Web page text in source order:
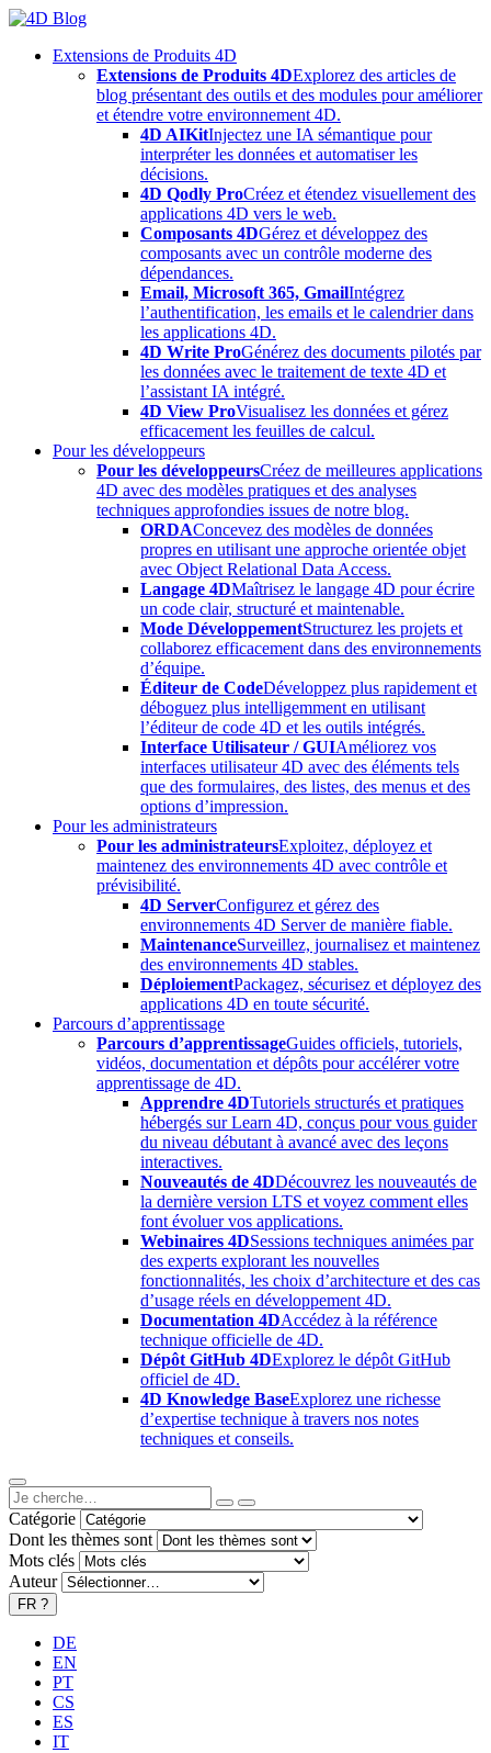
Skip
contentExtensions de Produits 4D
Extensions de Produits 4DExplorez des articles de
blog présentant des outils et des modules pour améliorer
et étendre votre environnement 4D.
4D AIKitInjectez une IA sémantique pour
interpréter les données et automatiser les
décisions.
4D Qodly ProCréez et étendez visuellement des
applications 4D vers le web.
Composants 4DGérez et développez des
composants avec un contrôle moderne des
dépendances.
Email, Microsoft 365, GmailIntégrez
l’authentification, les emails et le calendrier dans
les applications 4D.
4D Write ProGénérez des documents pilotés par
les données avec le traitement de texte 4D et
l’assistant IA intégré.
4D View ProVisualisez les données et gérez
efficacement les feuilles de calcul.
Pour les développeurs
Pour les développeursCréez de meilleures applications
4D avec des modèles pratiques et des analyses
techniques approfondies issues de notre blog.
ORDAConcevez des modèles de données
propres en utilisant une approche orientée objet
avec Object Relational Data Access.
Langage 4DMaîtrisez le langage 4D pour écrire
un code clair, structuré et maintenable.
Mode DéveloppementStructurez les projets et
collaborez efficacement dans des environnements
d’équipe.
Éditeur de CodeDéveloppez plus rapidement et
déboguez plus intelligemment en utilisant
l’éditeur de code 4D et les outils intégrés.
Interface Utilisateur / GUIAméliorez vos
interfaces utilisateur 4D avec des éléments tels
que des formulaires, des listes, des menus et des
options d’impression.
Pour les administrateurs
Pour les administrateursExploitez, déployez et
maintenez des environnements 4D avec contrôle et
prévisibilité.
4D ServerConfigurez et gérez des
environnements 4D Server de manière fiable.
MaintenanceSurveillez, journalisez et maintenez
des environnements 4D stables.
DéploiementPackagez, sécurisez et déployez des
applications 4D en toute sécurité.
Parcours d’apprentissage
Parcours d’apprentissageGuides officiels, tutoriels,
vidéos, documentation et dépôts pour accélérer votre
apprentissage de 4D.
Apprendre 4DTutoriels structurés et pratiques
hébergés sur Learn 4D, conçus pour vous guider
du niveau débutant à avancé avec des leçons
interactives.
Nouveautés de 4DDécouvrez les nouveautés de
la dernière version LTS et voyez comment elles
font évoluer vos applications.
Webinaires 4DSessions techniques animées par
des experts explorant les nouvelles
fonctionnalités, les choix d’architecture et des cas
d’usage réels en développement 4D.
Documentation 4DAccédez à la référence
technique officielle de 4D.
Dépôt GitHub 4DExplorez le dépôt GitHub
officiel de 4D.
4D Knowledge BaseExplorez une richesse
d’expertise technique à travers nos notes
techniques et conseils.
Catégorie
Dont les thèmes sont
Mots clés
Auteur
FR ?
DE
EN
PT
CS
ES
IT